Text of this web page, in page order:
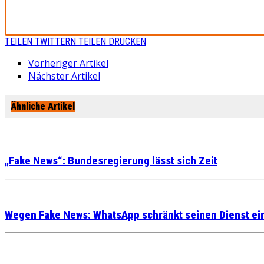
TEILEN TWITTERN TEILEN DRUCKEN
Vorheriger Artikel
Nächster Artikel
Ähnliche Artikel
„Fake News“: Bundesregierung lässt sich Zeit
Wegen Fake News: WhatsApp schränkt seinen Dienst